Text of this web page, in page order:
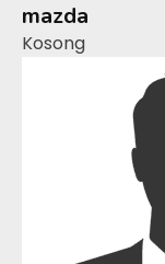
mazda
Kosong